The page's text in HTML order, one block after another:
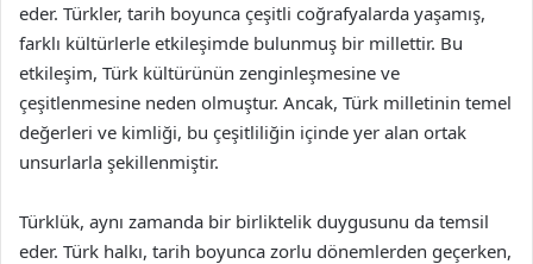
eder. Türkler, tarih boyunca çeşitli coğrafyalarda yaşamış,
farklı kültürlerle etkileşimde bulunmuş bir millettir. Bu
etkileşim, Türk kültürünün zenginleşmesine ve
çeşitlenmesine neden olmuştur. Ancak, Türk milletinin temel
değerleri ve kimliği, bu çeşitliliğin içinde yer alan ortak
unsurlarla şekillenmiştir.
Türklük, aynı zamanda bir birliktelik duygusunu da temsil
eder. Türk halkı, tarih boyunca zorlu dönemlerden geçerken,